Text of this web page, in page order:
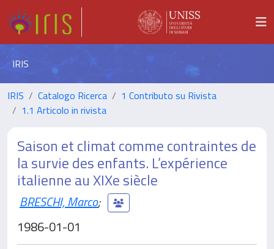
IRIS
IRIS Catalogo Ricerca
1 Contributo su Rivista
1.1 Articolo in rivista
Saison et climat comme contraintes de
la survie des enfants. L’expérience
italienne au XIXe siècle
BRESCHI, Marco;
1986-01-01